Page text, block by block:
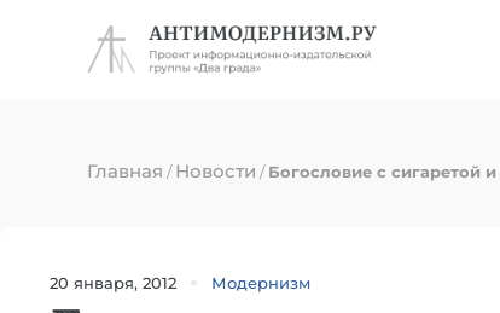
Главная /Новости /Богословие с сигаретой
20 января, 2012 Модернизм